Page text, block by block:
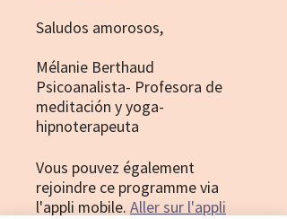
Saludos amorosos,
Mélanie Berthaud
Psicoanalista- Profesora de
meditación y yoga-
hipnoterapeuta
Vous pouvez également
rejoindre ce programme via
l'appli mobile. Aller sur l'appli